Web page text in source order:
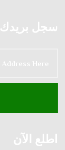
سجل بريدك
اطلع الآن